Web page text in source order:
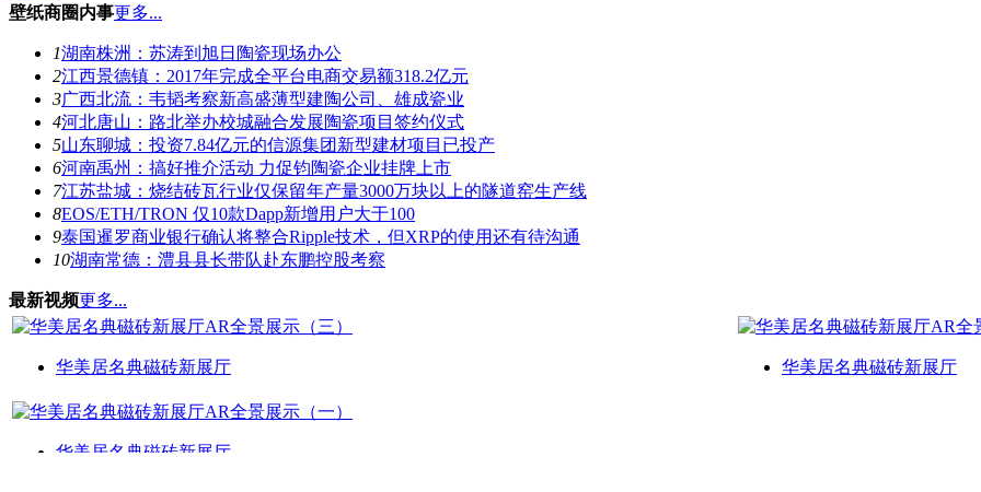
壁纸商圈内事更多...
1湖南株洲：苏涛到旭日陶瓷现场办公
2江西景德镇：2017年完成全平台电商交易额318.2亿元
3广西北流：韦韬考察新高盛薄型建陶公司、雄成瓷业
4河北唐山：路北举办校城融合发展陶瓷项目签约仪式
5山东聊城：投资7.84亿元的信源集团新型建材项目已投产
6河南禹州：搞好推介活动 力促钧陶瓷企业挂牌上市
7江苏盐城：烧结砖瓦行业仅保留年产量3000万块以上的隧道窑生产线
8EOS/ETH/TRON 仅10款Dapp新增用户大于100
9泰国暹罗商业银行确认将整合Ripple技术，但XRP的使用还有待沟通
10湖南常德：澧县县长带队赴东鹏控股考察
最新视频更多...
华美居名典磁砖新展厅 华美居名典磁砖新展厅
华美居名典磁砖新展厅